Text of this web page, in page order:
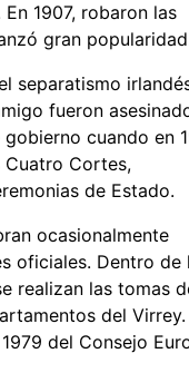
1907, robaron las
gran
separatismo
fueron
cuando en
Cuatro Cortes,
de Estado.
ocasionalmente
oficiales. Dentro de
realizan las tomas
del
del Consejo